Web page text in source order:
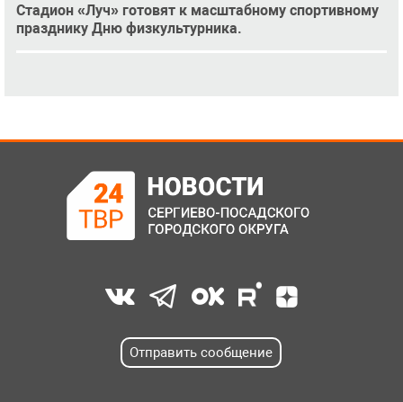
Стадион «Луч» готовят к масштабному спортивному
празднику Дню физкультурника.
Отправить сообщение